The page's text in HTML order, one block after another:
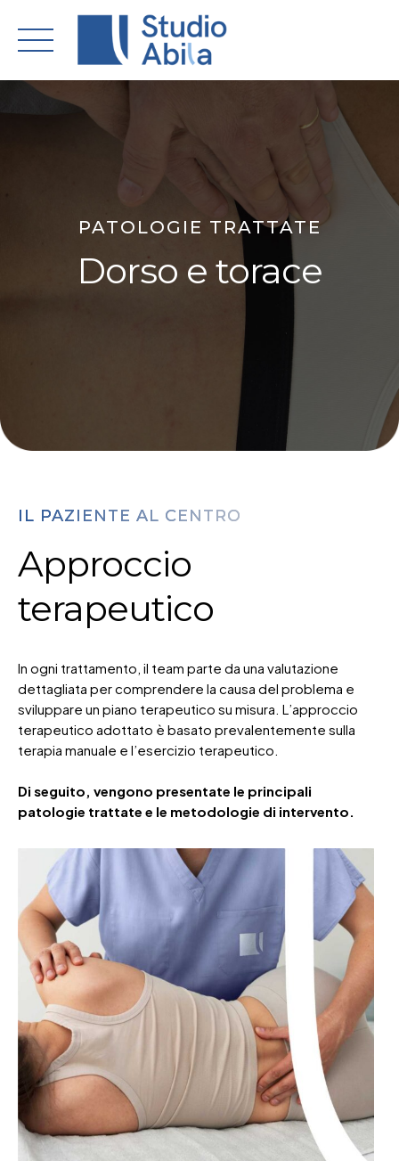
content
PATOLOGIE TRATTATE
Dorso e torace
IL PAZIENTE AL CENTRO
Approccio
terapeutico
In ogni trattamento, il team parte da una valutazione
dettagliata per comprendere la causa del problema e
sviluppare un piano terapeutico su misura. L’approccio
terapeutico adottato è basato prevalentemente sulla
terapia manuale e l’esercizio terapeutico.
Di seguito, vengono presentate le principali
patologie trattate e le metodologie di intervento.